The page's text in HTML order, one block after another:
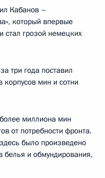
Кабанов –
который впервые
стал грозой немецких
три года поставил
мин и сотни
миллиона мин
от потребности фронта.
было произведено
и обмундирования,